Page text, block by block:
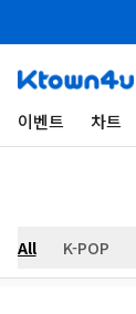
이벤트 차트
All K-POP